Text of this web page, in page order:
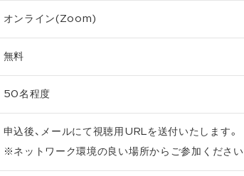
オンライン(Zoom)
無料
50名程度
申込後、メールにて視聴用URLを送付いたします。
※ネットワーク環境の良い場所からご参加ください